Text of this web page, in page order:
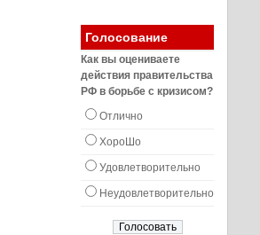
Голосование
Как вы оцениваете
действия правительства
РФ в борьбе с кризисом?
Отлично
ХороШо
Удовлетворительно
Неудовлетворительно